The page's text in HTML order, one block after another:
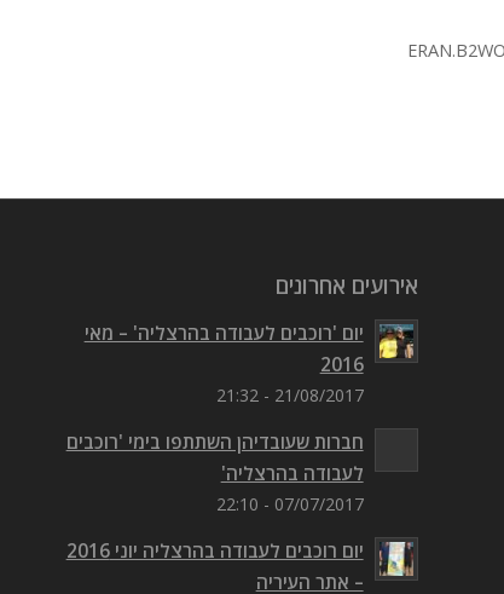
אירועים אחרונים
יום 'רוכבים לעבודה בהרצליה' – מאי
2016
21/08/2017 - 21:32
חברות שעובדיהן השתתפו בימי 'רוכבים
לעבודה בהרצליה'
07/07/2017 - 22:10
יום רוכבים לעבודה בהרצליה יוני 2016
– אתר העיריה